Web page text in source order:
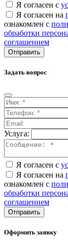
Я согласен с
Я согласен на
ознакомлен с
обработки
соглашением
Отправить
Задать вопрос
Услуга:
Я согласен с
Я согласен на
ознакомлен с
обработки
соглашением
Отправить
Оформить заявку